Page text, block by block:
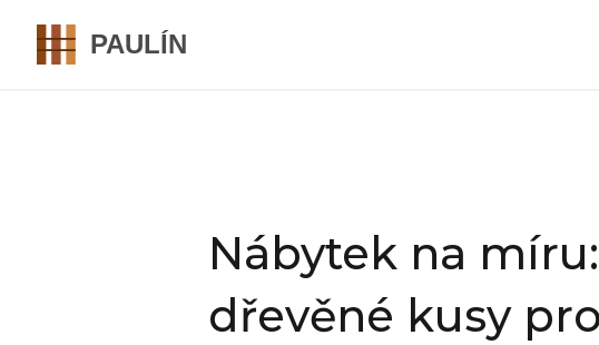
Nábytek na
dřevěné kusy